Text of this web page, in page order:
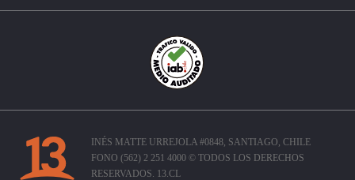
INÉS MATTE URREJOLA #0848, SANTIAGO, CHILE
FONO (562) 2 251 4000 © TODOS LOS DERECHOS
RESERVADOS. 13.CL